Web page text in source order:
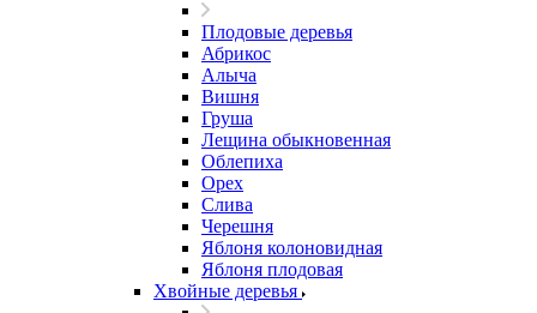
Плодовые деревья
Абрикос
Алыча
Вишня
Груша
Лещина обыкновенная
Облепиха
Орех
Слива
Черешня
Яблоня колоновидная
Яблоня плодовая
Хвойные деревья